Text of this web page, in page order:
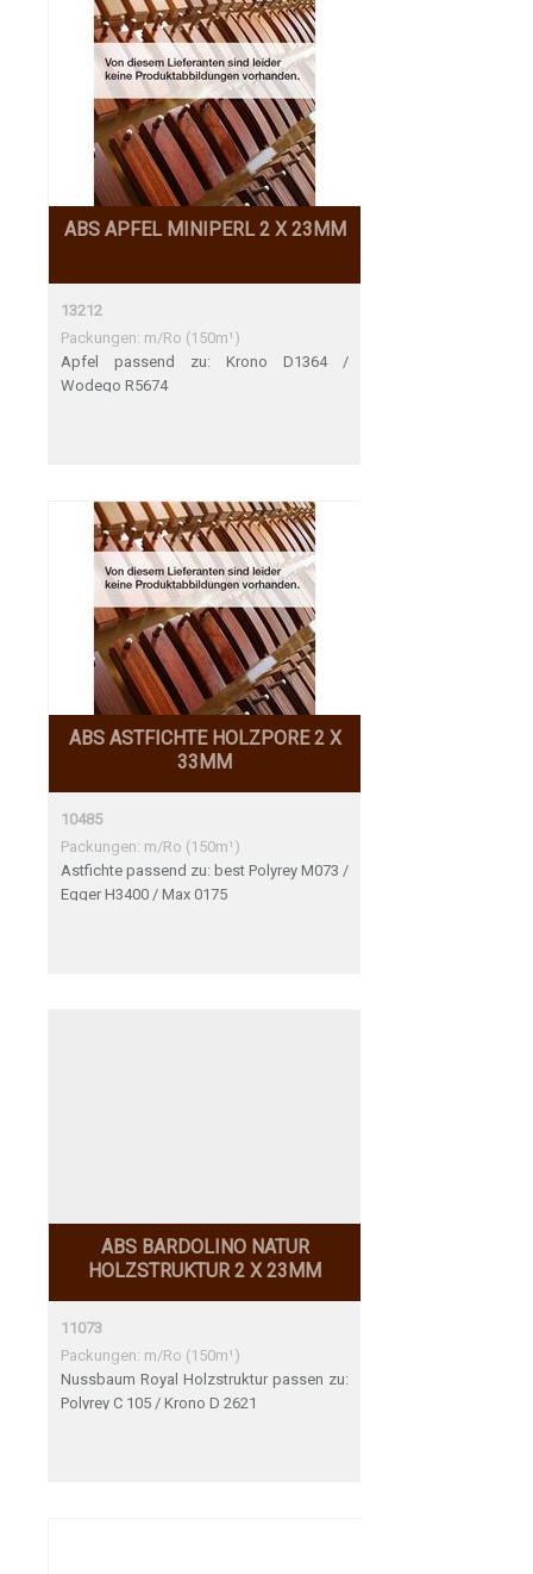
ABS APFEL MINIPERL 2 X 23MM
13212
Packungen: m/Ro (150m¹)
Apfel passend zu: Krono D1364 /
Wodego R5674
ABS ASTFICHTE HOLZPORE 2 X
33MM
10485
Packungen: m/Ro (150m¹)
Astfichte passend zu: best Polyrey M073 /
Egger H3400 / Max 0175
ABS BARDOLINO NATUR
HOLZSTRUKTUR 2 X 23MM
11073
Packungen: m/Ro (150m¹)
Nussbaum Royal Holzstruktur passen zu:
Polyrey C 105 / Krono D 2621